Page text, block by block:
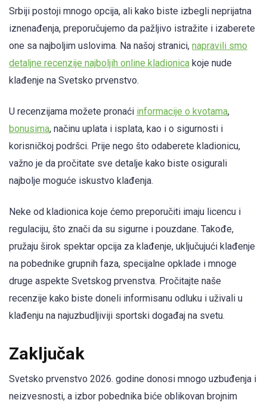
Srbiji postoji mnogo opcija, ali kako biste izbegli neprijatna
iznenađenja, preporučujemo da pažljivo istražite i izaberete
one sa najboljim uslovima. Na našoj stranici, napravili smo
detaljne recenzije najboljih online kladionica koje nude
klađenje na Svetsko prvenstvo.
U recenzijama možete pronaći informacije o kvotama,
bonusima, načinu uplata i isplata, kao i o sigurnosti i
korisničkoj podršci. Prije nego što odaberete kladionicu,
važno je da pročitate sve detalje kako biste osigurali
najbolje moguće iskustvo klađenja.
Neke od kladionica koje ćemo preporučiti imaju licencu i
regulaciju, što znači da su sigurne i pouzdane. Takođe,
pružaju širok spektar opcija za klađenje, uključujući klađenje
na pobednike grupnih faza, specijalne opklade i mnoge
druge aspekte Svetskog prvenstva. Pročitajte naše
recenzije kako biste doneli informisanu odluku i uživali u
klađenju na najuzbudljiviji sportski događaj na svetu.
Zaključak
Svetsko prvenstvo 2026. godine donosi mnogo uzbuđenja i
neizvesnosti, a izbor pobednika biće oblikovan brojnim